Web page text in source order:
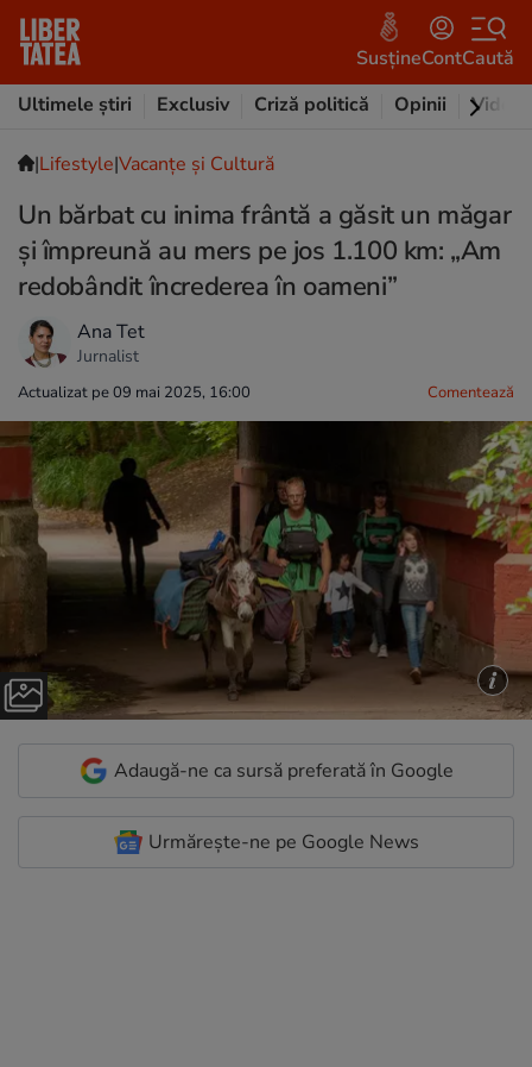
SusțineContCaută
Ultimele știri
Exclusiv Criză politică Opinii Video
|Lifestyle|Vacanțe și Cultură
Un bărbat cu inima frântă a găsit un măgar
și împreună au mers pe jos 1.100 km: „Am
redobândit încrederea în oameni”
Ana Tet
Jurnalist
Actualizat pe 09 mai 2025, 16:00 Comentează
Adaugă-ne ca sursă preferată în Google
Urmărește-ne pe Google News